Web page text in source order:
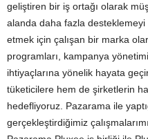
geliştiren bir iş ortağı olarak
alanda daha fazla desteklemeyi
etmek için çalışan bir marka
programları, kampanya
ihtiyaçlarına yönelik hayata
tüketicilere hem de şirketlerin
hedefliyoruz. Pazarama ile
gerçekleştirdiğimiz